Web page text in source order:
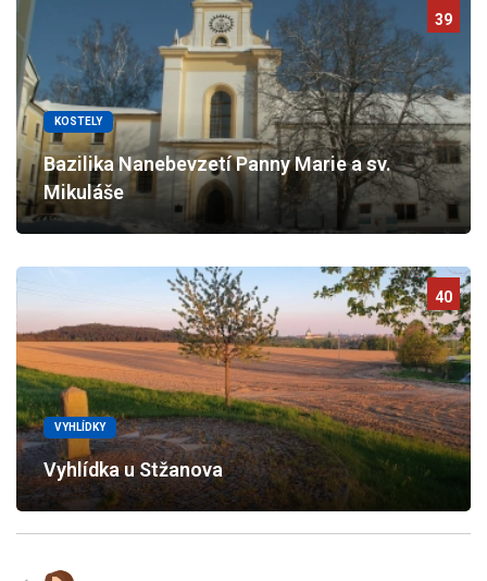
39
KOSTELY
Bazilika Nanebevzetí Panny Marie a sv.
Mikuláše
40
VYHLÍDKY
Vyhlídka u Stžanova